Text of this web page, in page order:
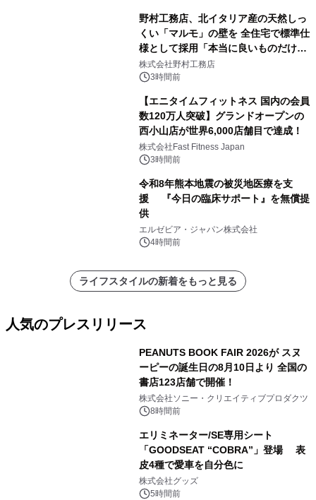
野村工務店、北イタリア産の天然しっ
くい「マルモ」の壁を 全住宅で標準仕
様として採用「本当に良いものだけに
こだわる」
株式会社野村工務店
3時間前
【エニタイムフィットネス 国内の会員
数120万人突破】グランドオープンの
西小山店が世界6,000店舗目で達成！
株式会社Fast Fitness Japan
3時間前
令和8年熊本地震の被災地医療を支
援 『今日の臨床サポート』を無償提
供
エルゼビア・ジャパン株式会社
4時間前
ライフスタイルの新着をもっと見る
人気のプレスリリース
PEANUTS BOOK FAIR 2026が スヌ
ーピーの誕生日の8月10日より 全国の
書店123店舗で開催！
株式会社ソニー・クリエイティブプロダクツ
8時間前
エリミネーター/SE専用シート
「GOODSEAT “COBRA”」登場 表
皮4種で愛車を自分色に
株式会社グッズ
5時間前